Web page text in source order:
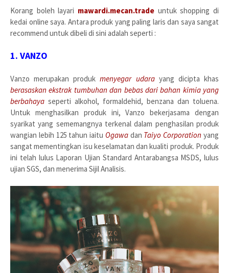
Korang boleh layari mawardi.mecan.trade untuk shopping di
kedai online saya. Antara produk yang paling laris dan saya sangat
recommend untuk dibeli di sini adalah seperti :
1. VANZO
Vanzo merupakan produkmenyegar udarayang dicipta khas
berasaskan ekstrak tumbuhan dan bebas dari bahan kimia yang
berbahaya seperti alkohol, formaldehid, benzana dan toluena.
Untuk menghasilkan produk ini, Vanzo bekerjasama dengan
syarikat yang sememangnya terkenal dalam penghasilan produk
wangian lebih 125 tahun iaitu Ogawadan Taiyo Corporation yang
sangat mementingkan isu keselamatan dan kualiti produk. Produk
ini telah lulus Laporan Ujian Standard Antarabangsa MSDS, lulus
ujian SGS, dan menerima Sijil Analisis.